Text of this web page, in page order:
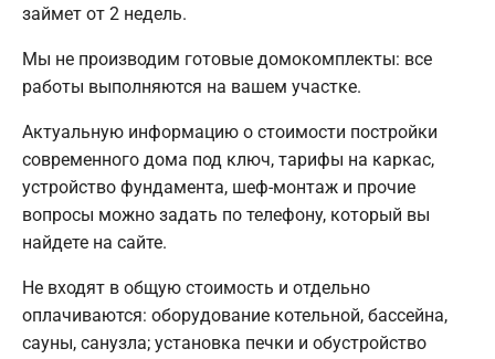
займет от 2 недель.
Мы не производим готовые домокомплекты: все
работы выполняются на вашем участке.
Актуальную информацию о стоимости постройки
современного дома под ключ, тарифы на каркас,
устройство фундамента, шеф-монтаж и прочие
вопросы можно задать по телефону, который вы
найдете на сайте.
Не входят в общую стоимость и отдельно
оплачиваются: оборудование котельной, бассейна,
сауны, санузла; установка печки и обустройство